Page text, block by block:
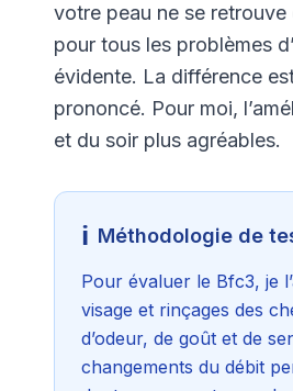
votre peau ne se retrouve
pour tous les problèmes
évidente. La différence
prononcé. Pour moi,
et du soir plus agréables.
ℹ️ Méthodologie de
Pour évaluer le Bfc3, je
visage et rinçages des
d’odeur, de goût et de
changements du débit